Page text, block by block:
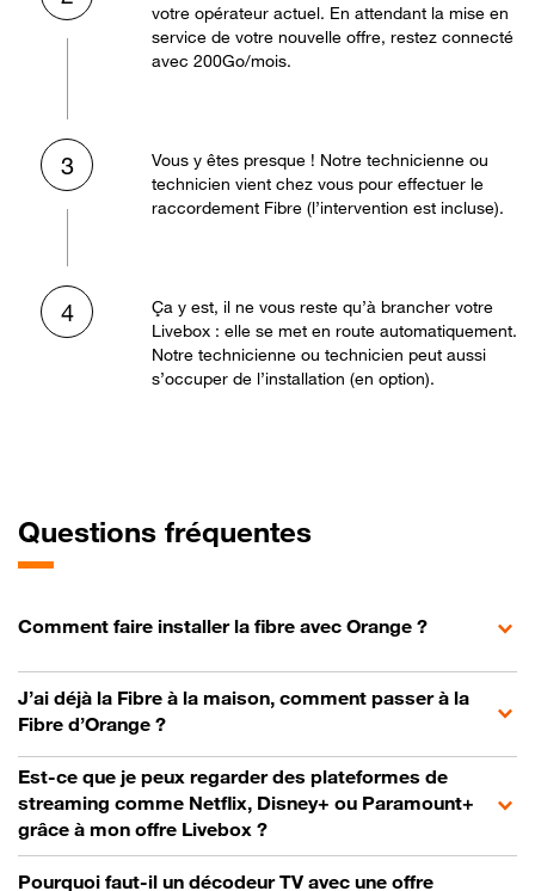
votre opérateur actuel. En attendant la mise en
service de votre nouvelle offre, restez connecté
avec 200Go/mois.
3
Vous y êtes presque ! Notre technicienne ou
technicien vient chez vous pour effectuer le
raccordement Fibre (l’intervention est incluse).
4
Ça y est, il ne vous reste qu’à brancher votre
Livebox : elle se met en route automatiquement.
Notre technicienne ou technicien peut aussi
s’occuper de l’installation (en option).
Questions fréquentes
Comment faire installer la fibre avec Orange ?
J’ai déjà la Fibre à la maison, comment passer à la
Fibre d’Orange ?
Est-ce que je peux regarder des plateformes de
streaming comme Netflix, Disney+ ou Paramount+
grâce à mon offre Livebox ?
Pourquoi faut-il un décodeur TV avec une offre